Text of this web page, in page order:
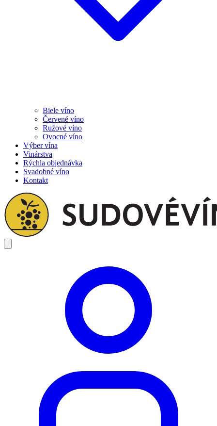
Biele víno
Červené víno
Ružové víno
Ovocné víno
Výber vína
Vinárstva
Rýchla objednávka
Svadobné víno
Kontakt